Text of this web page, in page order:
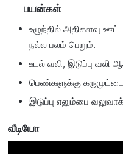
பயன்கள்
உழுந்தில் அதிகளவு
நல்ல பலம் பெறும்.
உடல் வலி, இடுப்பு வலி
பெண்களுக்கு
இடுப்பு எலும்பை
வீடியோ